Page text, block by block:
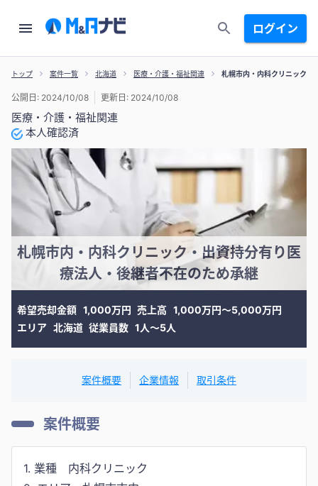
ログイン
トップ 案件一覧 北海道 医療・介護・福祉関連 札幌市内・内科クリニック・
医療・介護・福祉関連
本人確認済
公開日: 2024/10/08 更新日: 2024/10/08
札幌市内・内科クリニック・出資持分有り医
療法人・後継者不在のため承継
希望売却金額 1,000万円 売上高 1,000万円〜5,000万円
エリア 北海道 従業員数 1人〜5人
案件概要 企業情報 取引条件
案件概要
1. 業種 内科クリニック